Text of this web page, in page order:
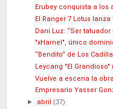
Erubey conquista a los
El Ranger 7 Lotus
Dani Luz: “Ser
"xHarnel", único
“Bendito” de Los
Leycang "El
Vuelve a escena la
Empresario Yasser
► abril(37)